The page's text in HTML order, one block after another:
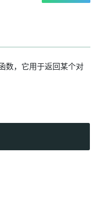
数，它用于返回某个对